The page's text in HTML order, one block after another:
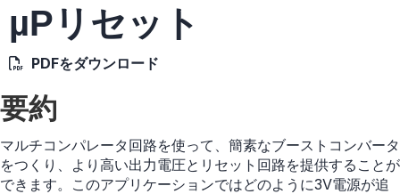
µPリセット
PDFをダウンロード
要約
マルチコンパレータ回路を使って、簡素なブーストコンバータ
をつくり、より高い出力電圧とリセット回路を提供することが
できます。このアプリケーションではどのように3V電源が追